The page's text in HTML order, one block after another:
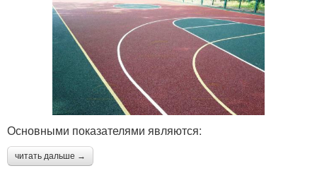
Основными показателями являются:
читать дальше →